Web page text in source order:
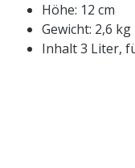
Höhe: 12 cm
Gewicht: 2,6 kg
Inhalt 3 Liter,